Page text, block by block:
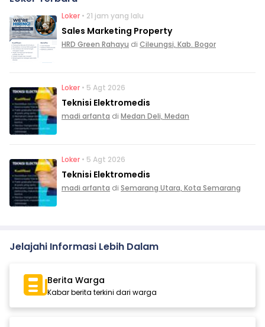
Loker • 21 jam yang lalu
Sales Marketing Property
HRD Green Rahayu di Cileungsi, Kab. Bogor
Loker • 5 Agt 2026
Teknisi Elektromedis
madi arfanta di Medan Deli, Medan
Loker • 5 Agt 2026
Teknisi Elektromedis
madi arfanta di Semarang Utara, Kota Semarang
Jelajahi Informasi Lebih Dalam
Berita Warga
Kabar berita terkini dari warga